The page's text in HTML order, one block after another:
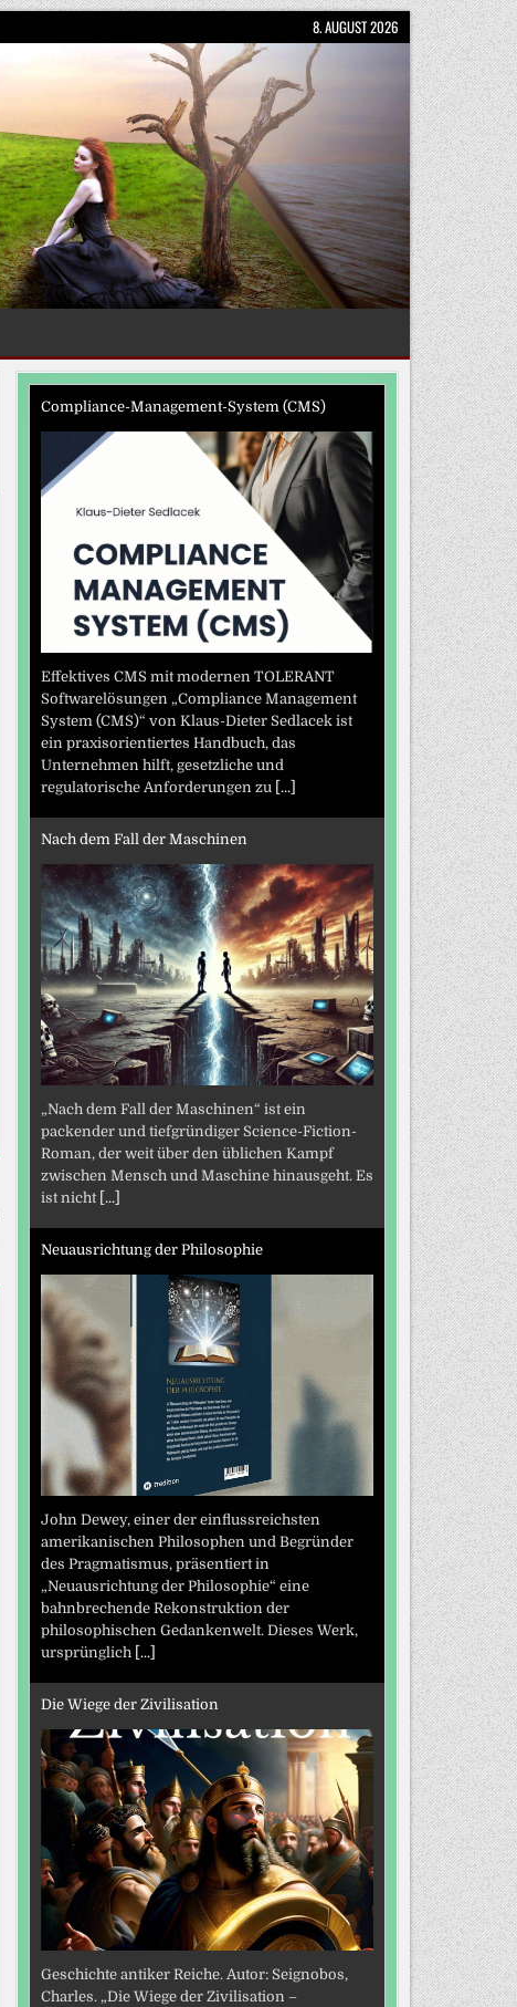
8. AUGUST 2026
Compliance-Management-System (CMS)
Effektives CMS mit modernen TOLERANT
Softwarelösungen „Compliance Management
System (CMS)“ von Klaus-Dieter Sedlacek ist
ein praxisorientiertes Handbuch, das
Unternehmen hilft, gesetzliche und
regulatorische Anforderungen zu [...]
Nach dem Fall der Maschinen
„Nach dem Fall der Maschinen“ ist ein
packender und tiefgründiger Science-Fiction-
Roman, der weit über den üblichen Kampf
zwischen Mensch und Maschine hinausgeht. Es
ist nicht [...]
Neuausrichtung der Philosophie
John Dewey, einer der einflussreichsten
amerikanischen Philosophen und Begründer
des Pragmatismus, präsentiert in
„Neuausrichtung der Philosophie“ eine
bahnbrechende Rekonstruktion der
philosophischen Gedankenwelt. Dieses Werk,
ursprünglich [...]
Die Wiege der Zivilisation
Geschichte antiker Reiche. Autor: Seignobos,
Charles. „Die Wiege der Zivilisation –